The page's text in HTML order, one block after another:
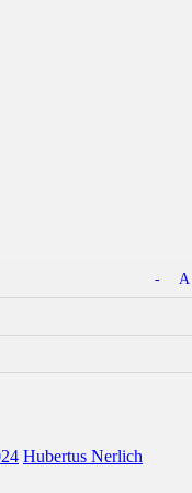
- A
Hubertus Nerlich